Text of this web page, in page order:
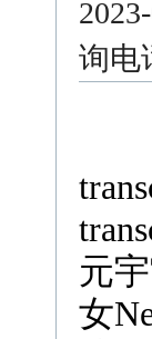
询电
元
女